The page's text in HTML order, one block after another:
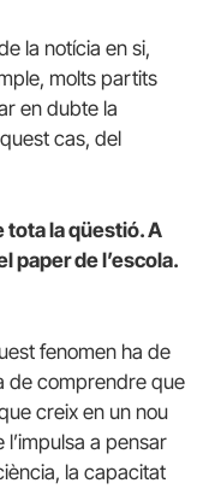
la notícia en si,
molts partits
en dubte la
cas, del
tota la qüestió. A
paper de l’escola.
fenomen ha de
de comprendre que
creix en un nou
a pensar
la capacitat